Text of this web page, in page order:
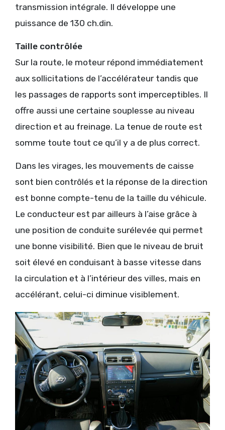
transmission intégrale. Il développe une
puissance de 130 ch.din.
Taille contrôlée
Sur la route, le moteur répond immédiatement
aux sollicitations de l’accélérateur tandis que
les passages de rapports sont imperceptibles. Il
offre aussi une certaine souplesse au niveau
direction et au freinage. La tenue de route est
somme toute tout ce qu’il y a de plus correct.
Dans les virages, les mouvements de caisse
sont bien contrôlés et la réponse de la direction
est bonne compte-tenu de la taille du véhicule.
Le conducteur est par ailleurs à l’aise grâce à
une position de conduite surélevée qui permet
une bonne visibilité. Bien que le niveau de bruit
soit élevé en conduisant à basse vitesse dans
la circulation et à l’intérieur des villes, mais en
accélérant, celui-ci diminue visiblement.